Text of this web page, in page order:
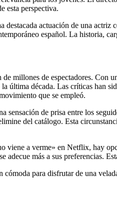
esta perspectiva.
actuación de una
español. La historia,
millones de espectadores. Con
última década. Las críticas
que se empleó.
de prisa entre los
del catálogo. Esta
viene a verme» en Netflix, hay
más a sus preferencias.
para disfrutar de una